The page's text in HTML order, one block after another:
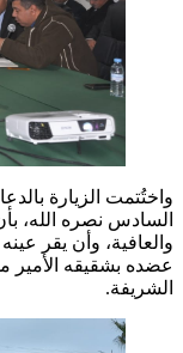
واختُتمت الزيارة
السادس نصره الله،
والعافية، وأن يقر
عضده بشقيقه الأمير
الشريفة.